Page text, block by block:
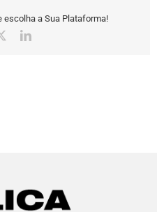
escolha a Sua Plataforma!
LinkedIn